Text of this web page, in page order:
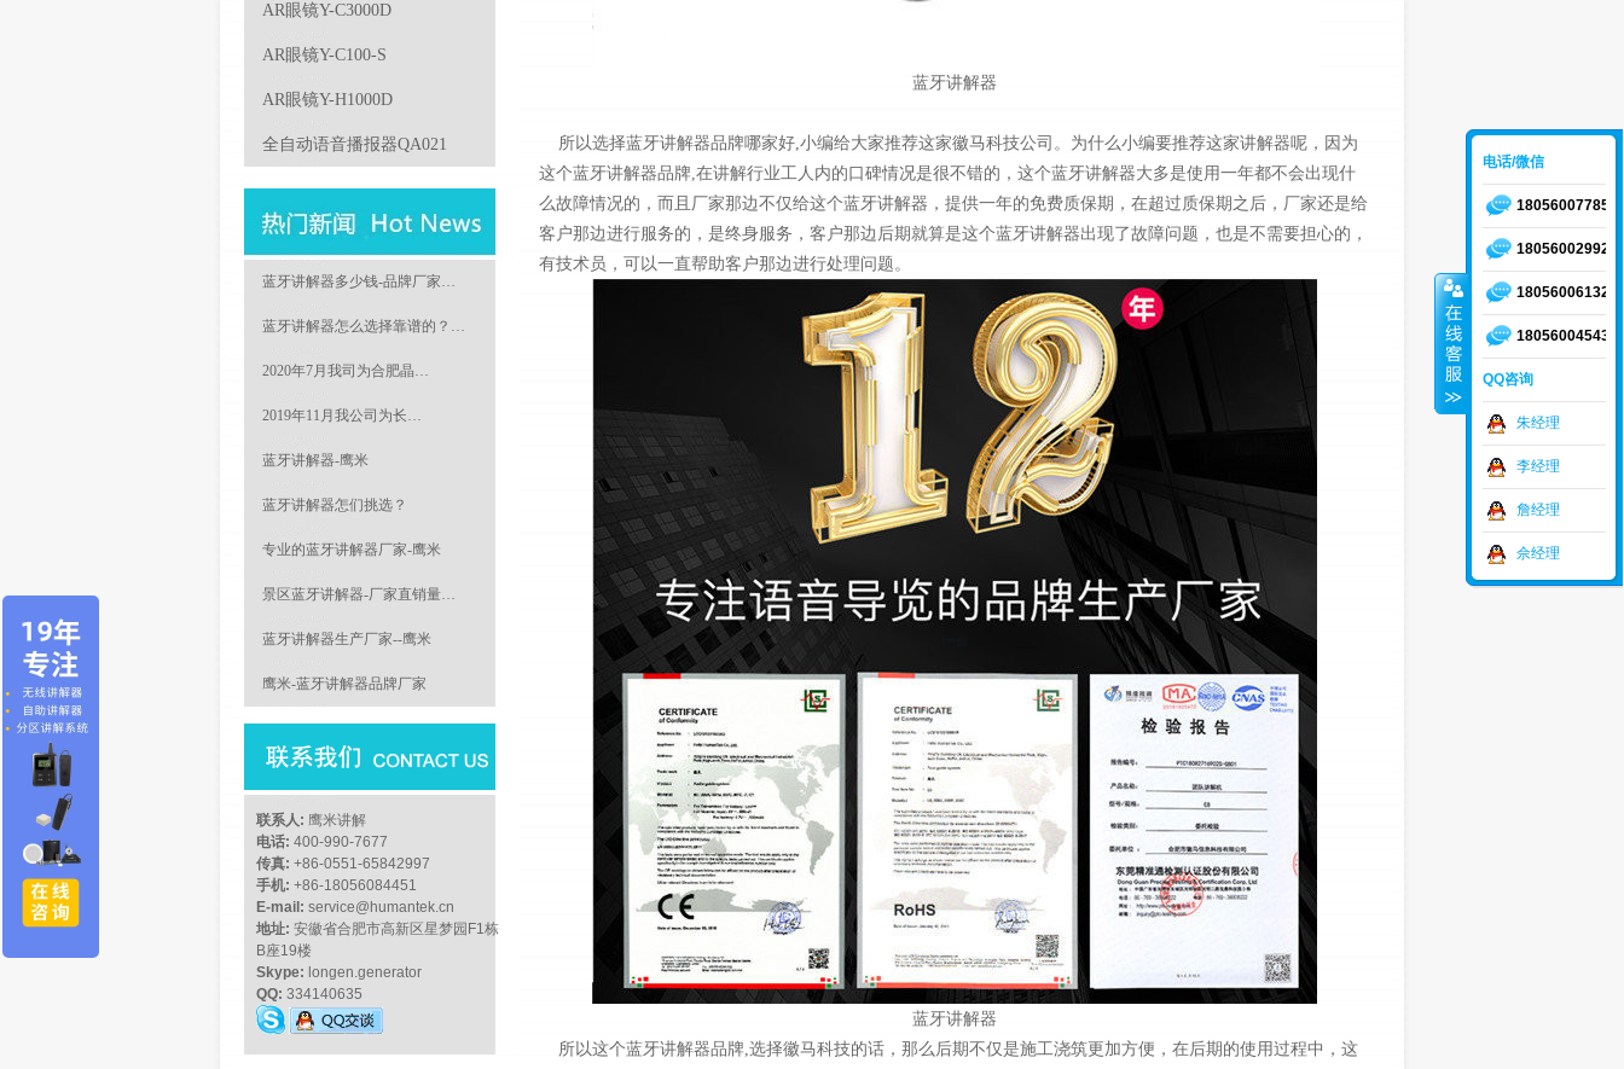
电话/微信
18056007785
18056002992
18056006132
18056004543
QQ咨询
朱经理
李经理
詹经理
佘经理
AR眼镜Y-C3000D
AR眼镜Y-C100-S
AR眼镜Y-H1000D
全自动语音播报器QA021
蓝牙讲解器多少钱-品牌厂家…
蓝牙讲解器怎么选择靠谱的？…
2020年7月我司为合肥晶…
2019年11月我公司为长…
蓝牙讲解器-鹰米
蓝牙讲解器怎们挑选？
专业的蓝牙讲解器厂家-鹰米
景区蓝牙讲解器-厂家直销量…
蓝牙讲解器生产厂家--鹰米
鹰米-蓝牙讲解器品牌厂家
联系人: 鹰米讲解
电话: 400-990-7677
传真: +86-0551-65842997
手机: +86-18056084451
E-mail: service@humantek.cn
地址: 安徽省合肥市高新区星梦园F1栋
B座19楼
Skype: longen.generator
QQ: 334140635
蓝牙讲解器
所以选择蓝牙讲解器品牌哪家好,小编给大家推荐这家徽马科技公司。为什么小编要推荐这家讲解器呢，因为
这个蓝牙讲解器品牌,在讲解行业工人内的口碑情况是很不错的，这个蓝牙讲解器大多是使用一年都不会出现什
么故障情况的，而且厂家那边不仅给这个蓝牙讲解器，提供一年的免费质保期，在超过质保期之后，厂家还是给
客户那边进行服务的，是终身服务，客户那边后期就算是这个蓝牙讲解器出现了故障问题，也是不需要担心的，
有技术员，可以一直帮助客户那边进行处理问题。
蓝牙讲解器
所以这个蓝牙讲解器品牌,选择徽马科技的话，那么后期不仅是施工浇筑更加方便，在后期的使用过程中，这